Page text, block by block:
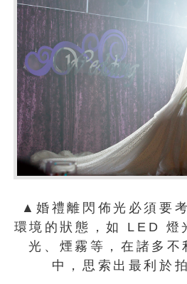
▲婚禮離閃佈光必須要
環境的狀態，如 LED 燈
光、煙霧等，在諸多不
中，思索出最利於